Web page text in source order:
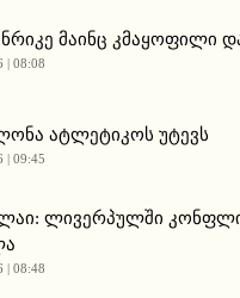
მაინც კმაყოფილი
| 08:08
ატლეტიკოს უტევს
| 09:45
ლივერპულში
| 08:48